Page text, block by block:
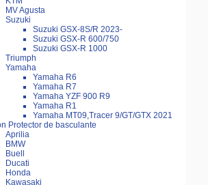
MV Agusta
Suzuki
Suzuki GSX-8S/R 2023-
Suzuki GSX-R 600/750
Suzuki GSX-R 1000
Triumph
Yamaha
Yamaha R6
Yamaha R7
Yamaha YZF 900 R9
Yamaha R1
Yamaha MT09,Tracer 9/GT/GTX 2021
Protector de basculante
Aprilia
BMW
Buell
Ducati
Honda
Kawasaki